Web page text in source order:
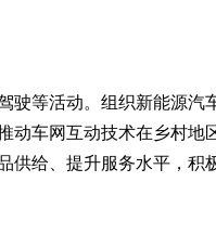
等活动。组织新能源汽
车网互动技术在乡村地
给、提升服务水平，积